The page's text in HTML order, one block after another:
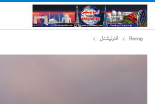
Home انٹرنیشنل